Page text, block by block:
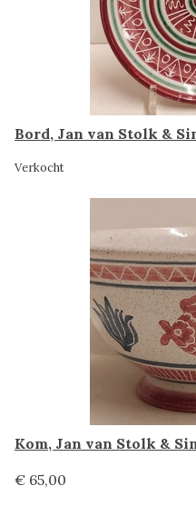
Bord, Jan van Stolk &
Verkocht
Kom, Jan van Stolk &
€ 65,00